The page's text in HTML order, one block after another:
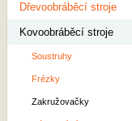
Dřevoobráběcí stroje
Kovoobráběcí stroje
Soustruhy
Frézky
Zakružovačky